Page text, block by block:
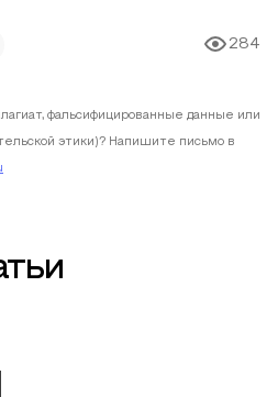
284
фальсифицированные данные или
этики)? Напишите письмо в